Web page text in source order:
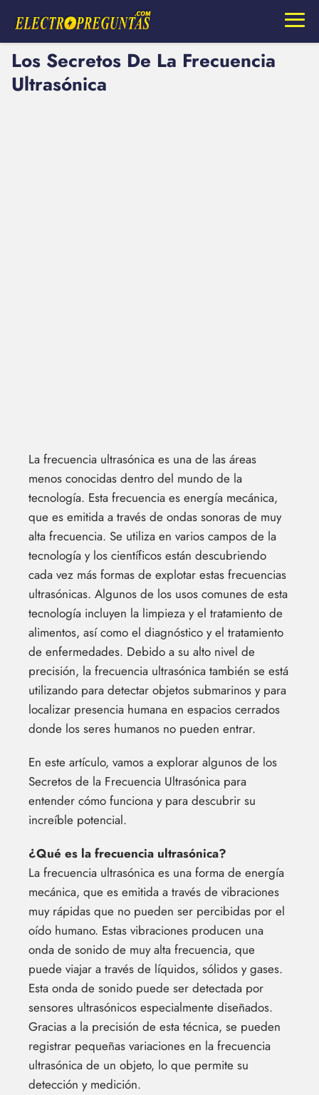
Los Secretos De La Frecuencia
Ultrasónica
La frecuencia ultrasónica es una de las áreas
menos conocidas dentro del mundo de la
tecnología. Esta frecuencia es energía mecánica,
que es emitida a través de ondas sonoras de muy
alta frecuencia. Se utiliza en varios campos de la
tecnología y los científicos están descubriendo
cada vez más formas de explotar estas frecuencias
ultrasónicas. Algunos de los usos comunes de esta
tecnología incluyen la limpieza y el tratamiento de
alimentos, así como el diagnóstico y el tratamiento
de enfermedades. Debido a su alto nivel de
precisión, la frecuencia ultrasónica también se está
utilizando para detectar objetos submarinos y para
localizar presencia humana en espacios cerrados
donde los seres humanos no pueden entrar.
En este artículo, vamos a explorar algunos de los
Secretos de la Frecuencia Ultrasónica para
entender cómo funciona y para descubrir su
increíble potencial.
¿Qué es la frecuencia ultrasónica?
La frecuencia ultrasónica es una forma de energía
mecánica, que es emitida a través de vibraciones
muy rápidas que no pueden ser percibidas por el
oído humano. Estas vibraciones producen una
onda de sonido de muy alta frecuencia, que
puede viajar a través de líquidos, sólidos y gases.
Esta onda de sonido puede ser detectada por
sensores ultrasónicos especialmente diseñados.
Gracias a la precisión de esta técnica, se pueden
registrar pequeñas variaciones en la frecuencia
ultrasónica de un objeto, lo que permite su
detección y medición.